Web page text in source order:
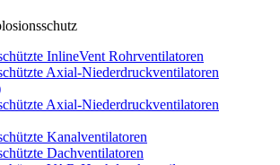
InlineVent Rohrventilatoren
Axial-Niederdruckventilatoren
Axial-Niederdruckventilatoren
Kanalventilatoren
Dachventilatoren